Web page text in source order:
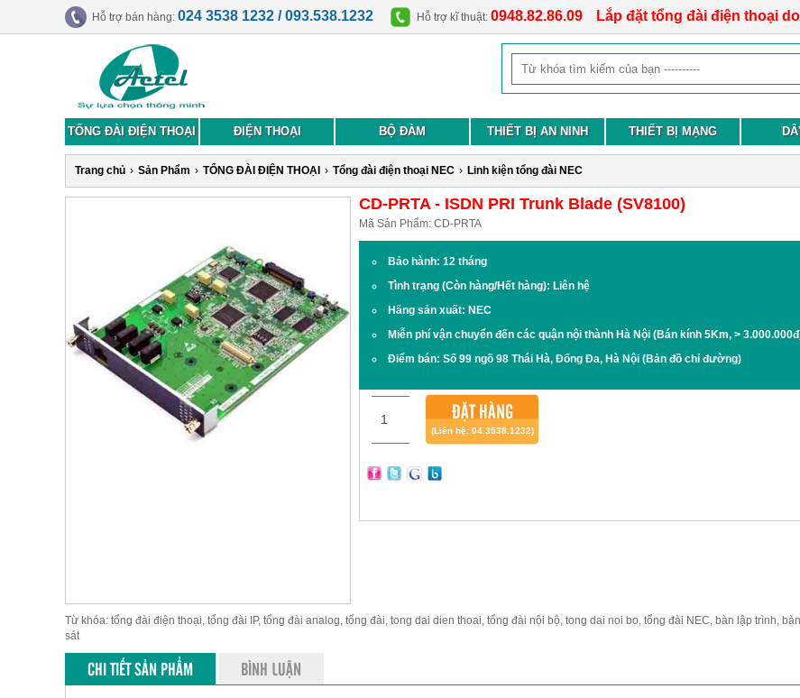
Hỗ trợ bán hàng: 024 3538 1232 / 093.538.1232 Hỗ trợ kĩ thuật: 0948.82.86.09 Lắp đặt tổng đài điện thoại
TỔNG ĐÀI ĐIỆN THOẠI ĐIỆN THOẠI BỘ ĐÀM THIẾT BỊ AN NINH THIẾT BỊ MẠNG
Trang chủ › Sản Phẩm › TỔNG ĐÀI ĐIỆN THOẠI › Tổng đài điện thoại NEC › Linh kiện tổng đài NEC
CD-PRTA - ISDN PRI Trunk Blade (SV8100)
Mã Sản Phẩm: CD-PRTA
Bảo hành: 12 tháng
Tình trạng (Còn hàng/Hết hàng): Liên hệ
Hãng sản xuất: NEC
Miễn phí vận chuyển đến các quận nội thành Hà Nội (Bán kính 5Km, >
Điểm bán: Số 99 ngõ 98 Thái Hà, Đống Đa, Hà Nội (Bản đồ chỉ đường)
ĐẶT HÀNG
(Liên hệ: 04.3538.1232)
Từ khóa: tổng đài điện thoại, tổng đài IP, tổng đài analog, tổng đài, tong dai dien thoai, tổng đài nội bộ, tong dai noi bo, tổng đài NEC, bàn lập trình,
sát
CHI TIẾT SẢN PHẨM BÌNH LUẬN